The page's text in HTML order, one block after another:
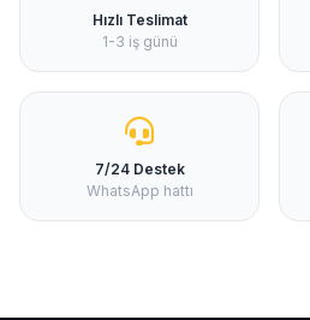
Hızlı Teslimat
1-3 iş günü
7/24 Destek
WhatsApp hattı